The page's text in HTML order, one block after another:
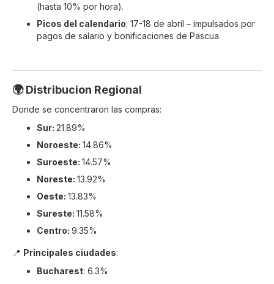
(hasta 10% por hora).
Picos del calendario: 17-18 de abril – impulsados por
pagos de salario y bonificaciones de Pascua.
🌍 Distribucion Regional
Donde se concentraron las compras:
Sur: 21.89%
Noroeste: 14.86%
Suroeste: 14.57%
Noreste: 13.92%
Oeste: 13.83%
Sureste: 11.58%
Centro: 9.35%
📍 Principales ciudades:
Bucharest: 6.3%